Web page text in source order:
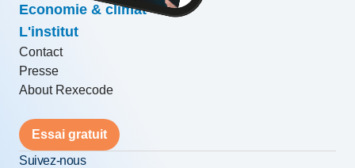
Economie & climat
L'institut
Contact
Presse
About Rexecode
Essai gratuit
Suivez-nous